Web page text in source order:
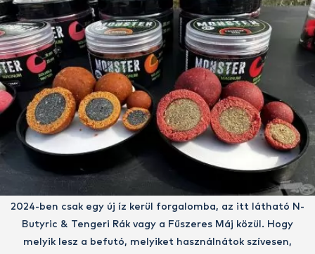
2024-ben csak egy új íz kerül forgalomba, az itt látható N-
Butyric & Tengeri Rák vagy a Fűszeres Máj közül. Hogy
melyik lesz a befutó, melyiket használnátok szívesen,